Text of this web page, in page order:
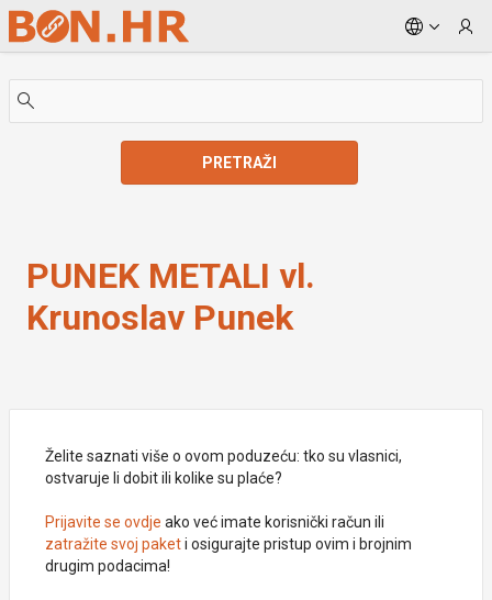
Skip to Main Content
PRETRAŽI
PUNEK METALI vl.
Krunoslav Punek
Želite saznati više o ovom poduzeću: tko su vlasnici,
ostvaruje li dobit ili kolike su plaće?
Prijavite se ovdje ako već imate korisnički račun ili
zatražite svoj paketi osigurajte pristup ovim i brojnim
drugim podacima!